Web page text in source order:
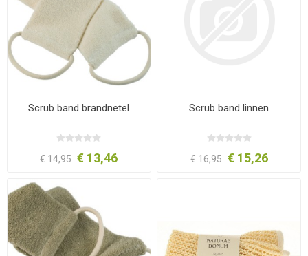
Scrub band brandnetel
€ 14,95 € 13,46
Scrub band linnen
€ 16,95 € 15,26